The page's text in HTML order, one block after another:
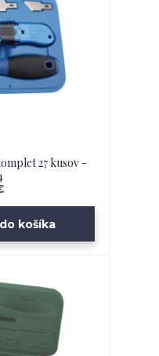
27 kusov -
košíka